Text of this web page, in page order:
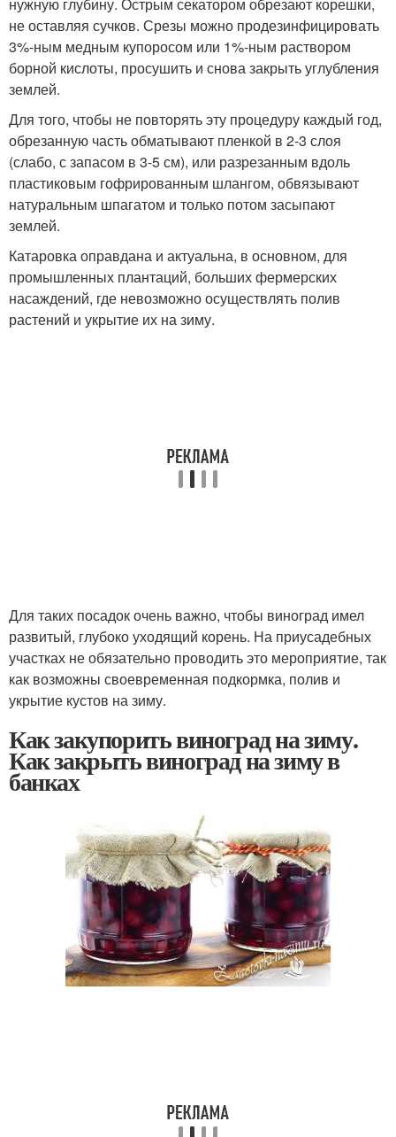
не оставляя сучков. Срезы можно продезинфицировать
3%-ным медным купоросом или 1%-ным раствором
борной кислоты, просушить и снова закрыть углубления
землей.
Для того, чтобы не повторять эту процедуру каждый год,
обрезанную часть обматывают пленкой в 2-3 слоя
(слабо, с запасом в 3-5 см), или разрезанным вдоль
пластиковым гофрированным шлангом, обвязывают
натуральным шпагатом и только потом засыпают
землей.
Катаровка оправдана и актуальна, в основном, для
промышленных плантаций, больших фермерских
насаждений, где невозможно осуществлять полив
растений и укрытие их на зиму.
Для таких посадок очень важно, чтобы виноград имел
развитый, глубоко уходящий корень. На приусадебных
участках не обязательно проводить это мероприятие, так
как возможны своевременная подкормка, полив и
укрытие кустов на зиму.
Как закупорить виноград на зиму.
Как закрыть виноград на зиму в
банках